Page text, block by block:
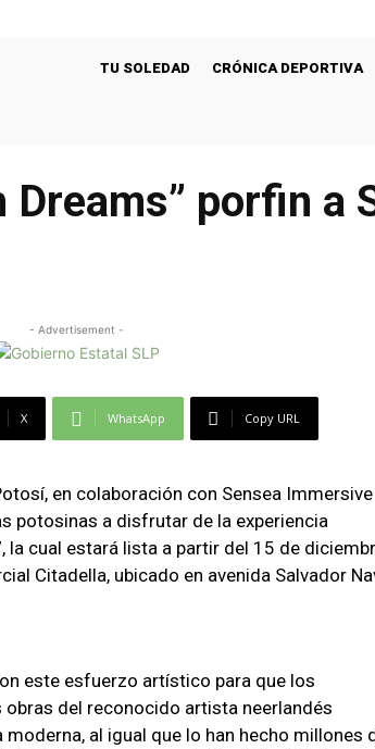
TU SOLEDAD CRÓNICA DEPORTIVA
Dreams” porfin a
- Advertisement -
X WhatsApp Copy URL
en colaboración con Sensea
potosinas a disfrutar de la experiencia
la cual estará lista a partir del 15 de
Citadella, ubicado en avenida Salvador
este esfuerzo artístico para que los
del reconocido artista neerlandés
al igual que lo han hecho millones